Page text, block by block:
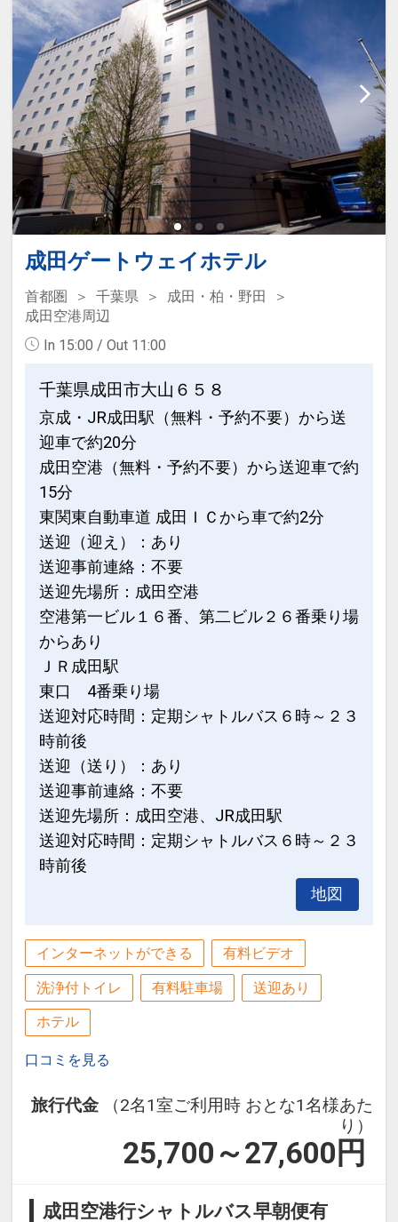
成田ゲートウェイホテル
首都圏 千葉県
成田・柏・野田
成田空港周辺
In 15:00 / Out 11:00
千葉県成田市大山６５８
京成・JR成田駅（無料・予約不要）から送
迎車で約20分
成田空港（無料・予約不要）から送迎車で約
15分
東関東自動車道 成田ＩＣから車で約2分
送迎（迎え）：あり
送迎事前連絡：不要
送迎先場所：成田空港
空港第一ビル１６番、第二ビル２６番乗り場
からあり
ＪＲ成田駅
東口 4番乗り場
送迎対応時間：定期シャトルバス６時～２３
時前後
送迎（送り）：あり
送迎事前連絡：不要
送迎先場所：成田空港、JR成田駅
送迎対応時間：定期シャトルバス６時～２３
時前後
地図
インターネットができる 有料ビデオ
洗浄付トイレ 有料駐車場 送迎あり
ホテル
口コミを見る
旅行代金
（2名1室ご利用時 おとな1名様あた
り）
25,700～27,600 円
成田空港行シャトルバス早朝便有